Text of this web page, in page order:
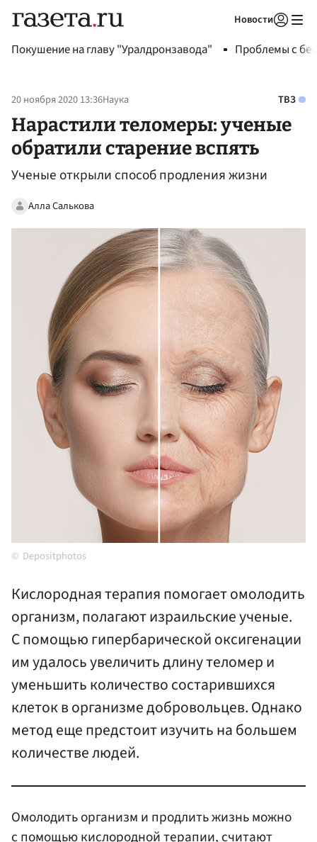
Новости
Покушение на главу "Уралдронзавода" Проблемы с
20 ноября 2020 13:36Наука ТВЗ
Нарастили теломеры: ученые
обратили старение вспять
Ученые открыли способ продления жизни
Алла Салькова
Depositphotos
Кислородная терапия помогает омолодить
организм, полагают израильские ученые.
С помощью гипербарической оксигенации
им удалось увеличить длину теломер и
уменьшить количество состарившихся
клеток в организме добровольцев. Однако
метод еще предстоит изучить на большем
количестве людей.
Омолодить организм и продлить жизнь можно
с помощью кислородной терапии, считают